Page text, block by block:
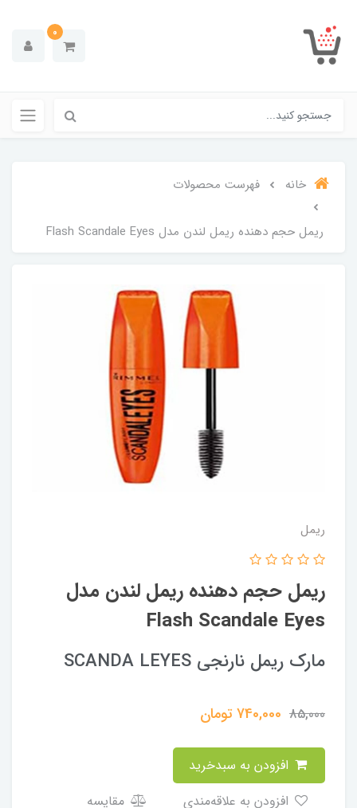
0
خانه فهرست محصولات
ریمل حجم دهنده ریمل لندن مدل Flash Scandale Eyes
ریمل
ریمل حجم دهنده ریمل لندن مدل
Flash Scandale Eyes
مارک ریمل نارنجی SCANDA LEYES
85,000
740,000تومان
مقایسه